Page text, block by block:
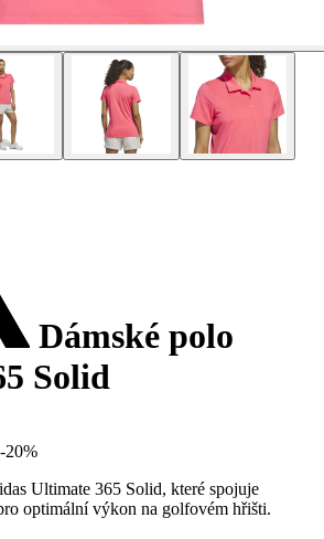
Dámské polo
Solid
-20%
Ultimate 365 Solid, které spojuje
optimální výkon na golfovém hřišti.